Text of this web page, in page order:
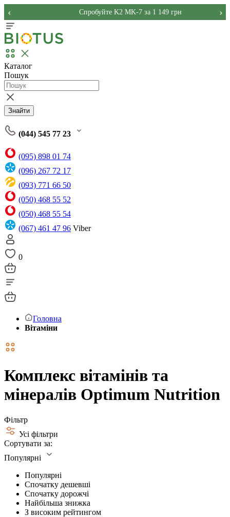
Спробуйте K2 MK-7 за 1 149 грн
‹ ›
Каталог
Пошук
Знайти
(044) 545 77 23
(095) 898 01 74
(096) 267 72 17
(093) 771 66 50
(050) 468 55 52
(050) 468 55 54
(067) 461 47 96 Viber
0
Головна
Вітаміни
Комплекс вітамінів та
мінералів Optimum Nutrition
Фільтр
Усі фільтри
Сортувати за:
Популярні
Популярні
Спочатку дешевші
Спочатку дорожчі
Найбільша знижка
З високим рейтингом